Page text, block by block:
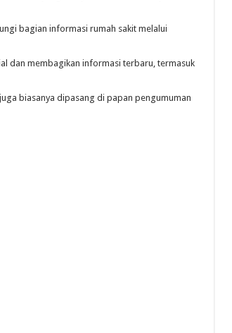
bagian informasi rumah sakit melalui
dan membagikan informasi terbaru, termasuk
biasanya dipasang di papan pengumuman